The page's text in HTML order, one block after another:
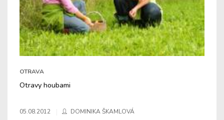
OTRAVA
Otravy houbami
05.08.2012 DOMINIKA ŠKAMLOVÁ